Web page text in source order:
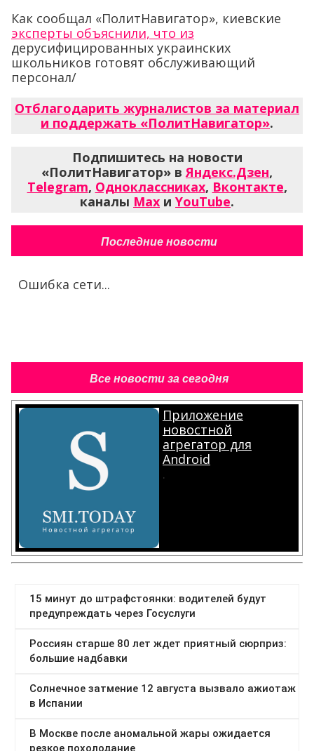
Как сообщал «ПолитНавигатор», киевские
эксперты объяснили, что из
дерусифицированных украинских
школьников готовят обслуживающий
персонал/
Отблагодарить журналистов за материал
и поддержать «ПолитНавигатор».
Подпишитесь на новости
«ПолитНавигатор» вЯндекс.Дзен,
Telegram, Одноклассниках, Вконтакте,
каналы Max и YouTube.
Последние новости
Ошибка сети...
Все новости за сегодня
Приложение
новостной
агрегатор для
Android
.